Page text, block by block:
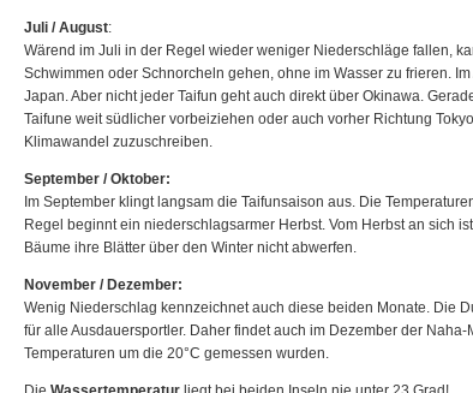
Juli / August:
Wärend im Juli in der Regel wieder weniger Niederschläge fallen,
Schwimmen oder Schnorcheln gehen, ohne im Wasser zu frieren.
Japan. Aber nicht jeder Taifun geht auch direkt über Okinawa.
Taifune weit südlicher vorbeiziehen oder auch vorher Richtung
Klimawandel zuzuschreiben.
September / Oktober:
Im September klingt langsam die Taifunsaison aus. Die
Regel beginnt ein niederschlagsarmer Herbst. Vom Herbst an sich
Bäume ihre Blätter über den Winter nicht abwerfen.
November / Dezember:
Wenig Niederschlag kennzeichnet auch diese beiden Monate. Die
für alle Ausdauersportler. Daher findet auch im Dezember der
Temperaturen um die 20°C gemessen wurden.